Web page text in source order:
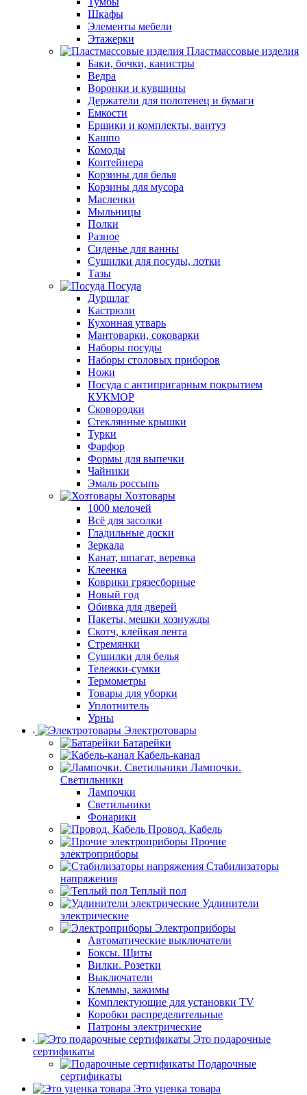
Шкафы
Элементы мебели
Этажерки
Пластмассовые изделия
Баки, бочки, канистры
Ведра
Воронки и кувшины
Держатели для полотенец и бумаги
Емкости
Ершики и комплекты, вантуз
Кашпо
Комоды
Контейнера
Корзины для белья
Корзины для мусора
Масленки
Мыльницы
Полки
Разное
Сиденье для ванны
Сушилки для посуды, лотки
Тазы
Посуда
Дуршлаг
Кастрюли
Кухонная утварь
Мантоварки, соковарки
Наборы посуды
Наборы столовых приборов
Ножи
Посуда с антипригарным покрытием
КУКМОР
Сковородки
Стеклянные крышки
Турки
Фарфор
Формы для выпечки
Чайники
Эмаль россыпь
Хозтовары
1000 мелочей
Всё для засолки
Гладильные доски
Зеркала
Канат, шпагат, веревка
Клеенка
Коврики грязесборные
Новый год
Обивка для дверей
Пакеты, мешки хознужды
Скотч, клейкая лента
Стремянки
Сушилки для белья
Тележки-сумки
Термометры
Товары для уборки
Уплотнитель
Урны
Электротовары
Батарейки
Кабель-канал
Лампочки.
Светильники
Лампочки
Светильники
Фонарики
Провод. Кабель
Прочие
электроприборы
Стабилизаторы
напряжения
Теплый пол
Удлинители
электрические
Электроприборы
Автоматические выключатели
Боксы. Щиты
Вилки. Розетки
Выключатели
Клеммы, зажимы
Комплектующие для установки TV
Коробки распределительные
Патроны электрические
Это подарочные
сертификаты
Подарочные
сертификаты
Это уценка товара